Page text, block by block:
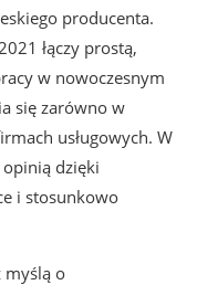
producenta.
łączy prostą,
w nowoczesnym
się zarówno w
usługowych. W
opinią dzięki
i stosunkowo
myślą o